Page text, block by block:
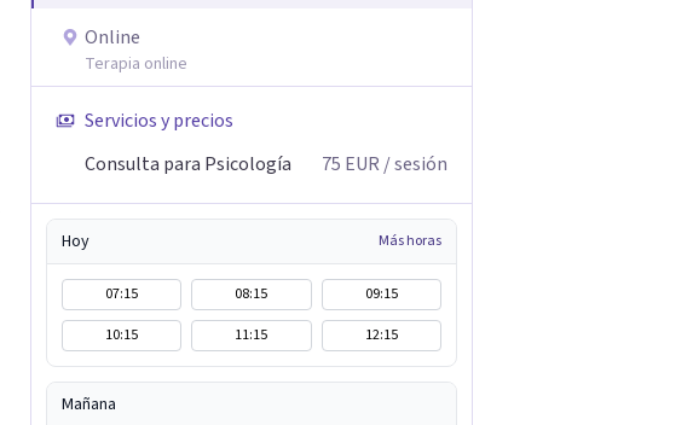
Online
Terapia online
Servicios y precios
Consulta para Psicología
75 EUR / sesión
Hoy Más horas
07:15 08:15
09:15
10:15
11:15 12:15
Mañana